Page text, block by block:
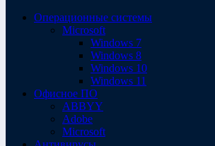
Операционные системы
Microsoft
Windows 7
Windows 8
Windows 10
Windows 11
Офисное ПО
ABBYY
Adobe
Microsoft